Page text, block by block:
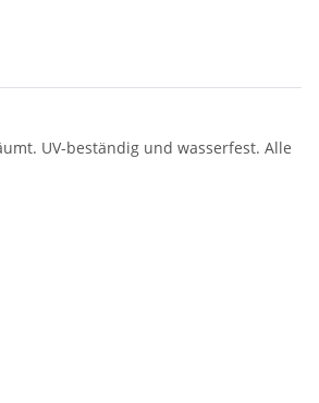
UV-beständig und wasserfest. Alle